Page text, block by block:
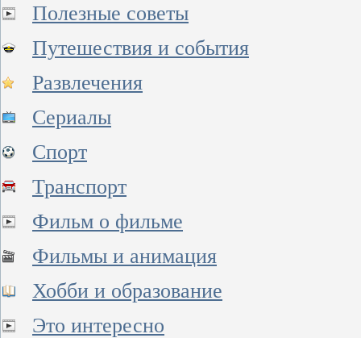
Полезные советы
Путешествия и события
Развлечения
Сериалы
Спорт
Транспорт
Фильм о фильме
Фильмы и анимация
Хобби и образование
Это интересно